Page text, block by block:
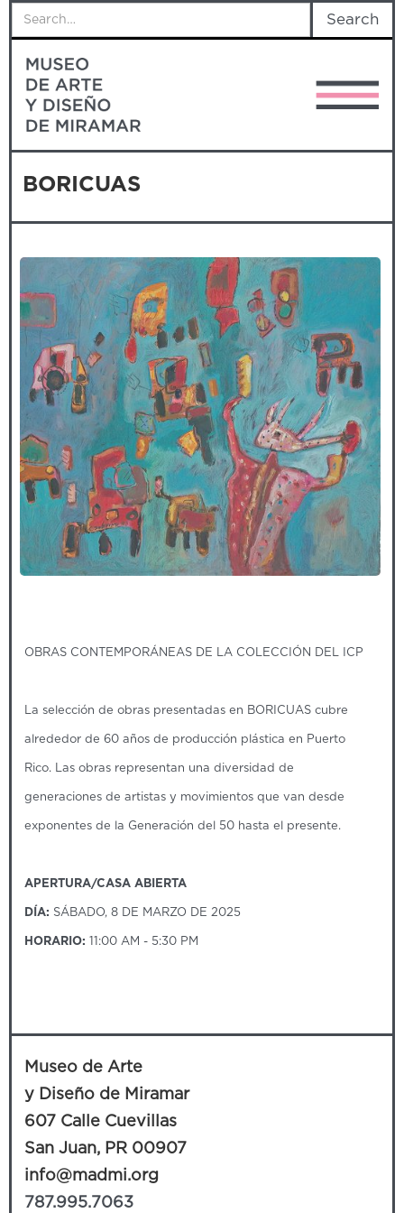
BORICUAS
OBRAS CONTEMPORÁNEAS DE LA COLECCIÓN DEL ICP
La selección de obras presentadas en BORICUAS cubre
alrededor de 60 años de producción plástica en Puerto
Rico. Las obras representan una diversidad de
generaciones de artistas y movimientos que van desde
exponentes de la Generación del 50 hasta el presente.
APERTURA/CASA ABIERTA
DÍA: SÁBADO, 8 DE MARZO DE 2025
HORARIO: 11:00 AM - 5:30 PM
Museo de Arte
y Diseño de Miramar
607 Calle Cuevillas
San Juan, PR 00907
info@madmi.org
787.995.7063